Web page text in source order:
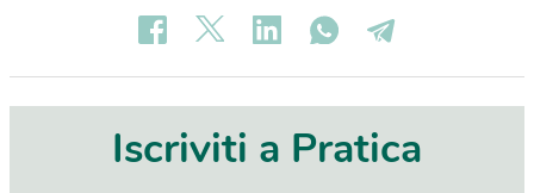
Iscriviti a Pratica